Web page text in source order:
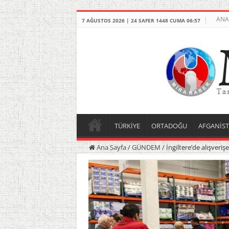
7 AĞUSTOS 2026 | 24 SAFER 1448 CUMA 06:57
TÜRKİYE ORTADOĞU
Ana Sayfa/GÜNDEM /İngiltere’de